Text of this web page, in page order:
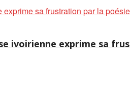
ivoirienne exprime sa